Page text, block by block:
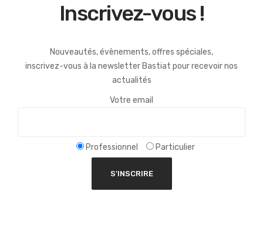
Inscrivez-vous !
Nouveautés, évènements, offres spéciales,
inscrivez-vous à la newsletter Bastiat pour recevoir nos
actualités
Votre email
Professionnel Particulier